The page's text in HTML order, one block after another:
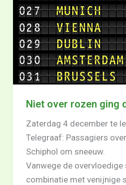
Niet over rozen ging
Zaterdag 4 december te
Telegraaf: Passagiers
Schiphol om sneeuw.
Vanwege de overvloedige
combinatie met venijnige